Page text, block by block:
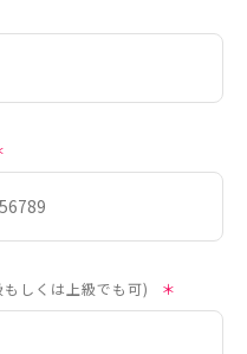
しくは上級でも可) ＊